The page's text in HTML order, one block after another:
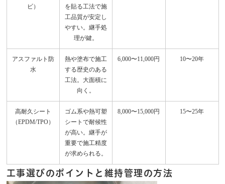
ビ）
を貼る工法で施
工品質が安定し
やすい。継手処
理が鍵。
アスファルト防
水
熱や塗布で施工
する歴史のある
工法。大面積に
向く。
6,000〜11,000円 10〜20年
高耐久シート
（EPDM/TPO）
ゴム系や熱可塑
シートで耐候性
が高い。継手が
重要で施工精度
が求められる。
8,000〜15,000円 15〜25年
工事選びのポイントと維持管理の方法